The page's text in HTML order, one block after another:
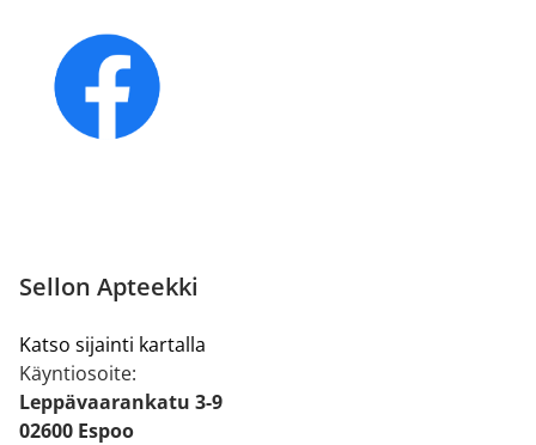
Sellon Apteekki
Katso sijainti kartalla
Käyntiosoite:
Leppävaarankatu 3-9
02600 Espoo